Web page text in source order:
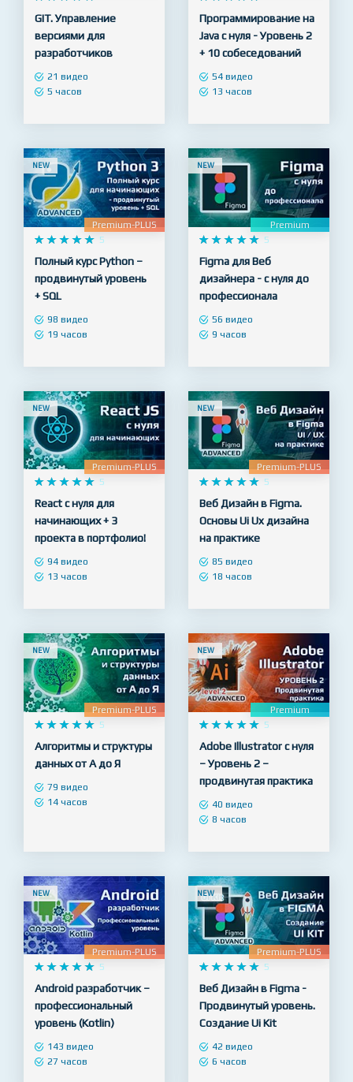
    
     4.9
GIT. Управление
версиями для
разработчиков
Premium-PLUS
    
     5
Программирование на
Java с нуля - Уровень 2
+ 10 собеседований
NEW
Premium-PLUS
    
     5
продвинутый уровень
+ SQL
NEW
    
     5
Figma для Веб
дизайнера - с нуля до
профессионала
NEW
Premium-PLUS
    
     5
React с нуля для
начинающих + 3
проекта в портфолио!
NEW
Premium-PLUS
    
     5
Веб Дизайн в Figma.
Основы Ui Ux дизайна
на практике
NEW
Premium-PLUS
    
     5
Алгоритмы и структуры
данных от А до Я
NEW
Premium
   
   
Adobe Illustrator с нуля
– Уровень 2 –
продвинутая практика
NEW
Premium-PLUS
    
     5
Android разработчик –
профессиональный
уровень (Kotlin)
NEW
Premium-PLUS
    
     5
Веб Дизайн в Figma -
Продвинутый уровень.
Создание Ui Kit